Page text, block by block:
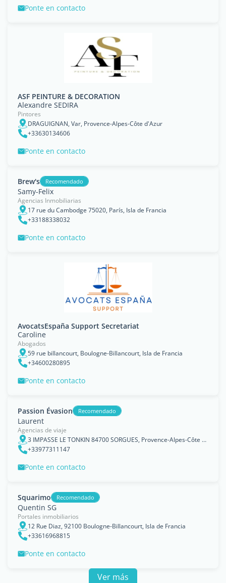
Ponte en contacto
ASF PEINTURE & DECORATION
Alexandre SEDIRA
Pintores
DRAGUIGNAN, Var, Provence-Alpes-Côte d'Azur
+33630134606
Ponte en contacto
Brew's Recomendado
Samy-Felix
Agencias Inmobiliarias
17 rue du Cambodge 75020, París, Isla de Francia
+33188338032
Ponte en contacto
AvocatsEspaña Support Secretariat
Caroline
Abogados
59 rue billancourt, Boulogne-Billancourt, Isla de Francia
+34600280895
Ponte en contacto
Passion Évasion Recomendado
Laurent
Agencias de viaje
3 IMPASSE LE TONKIN 84700 SORGUES, Provence-Alpes-Côte d'Azur
+33977311147
Ponte en contacto
Squarimo Recomendado
Quentin SG
Portales inmobiliarios
12 Rue Diaz, 92100 Boulogne-Billancourt, Isla de Francia
+33616968815
Ponte en contacto
Ver más